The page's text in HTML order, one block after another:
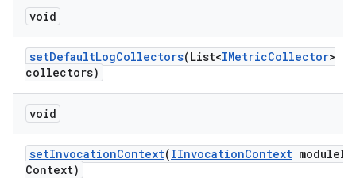
void
setDefaultLogCollectors(List<IMetricCollector>
collectors)
void
setInvocationContext(IInvocationContext module
Context)